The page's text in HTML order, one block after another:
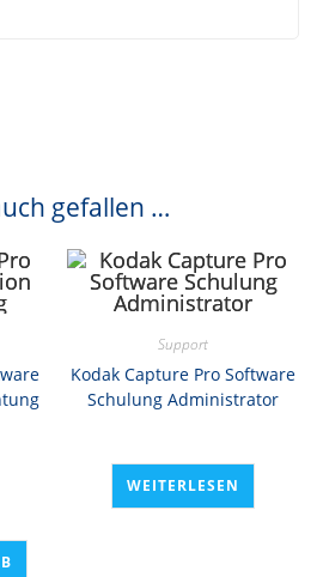
gefallen …
Support
Kodak Capture Pro Software
Schulung Administrator
WEITERLESEN